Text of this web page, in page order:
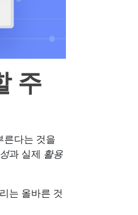
주
른다는 것을
과 실제 활용
는 올바른 것